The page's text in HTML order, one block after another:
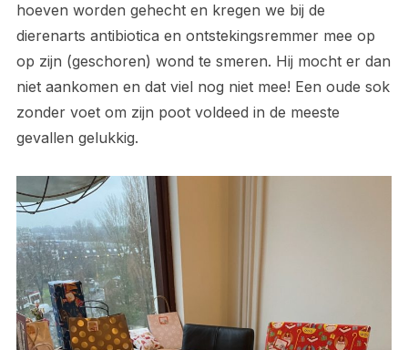
hoeven worden gehecht en kregen we bij de
dierenarts antibiotica en ontstekingsremmer mee op
op zijn (geschoren) wond te smeren. Hij mocht er dan
niet aankomen en dat viel nog niet mee! Een oude sok
zonder voet om zijn poot voldeed in de meeste
gevallen gelukkig.